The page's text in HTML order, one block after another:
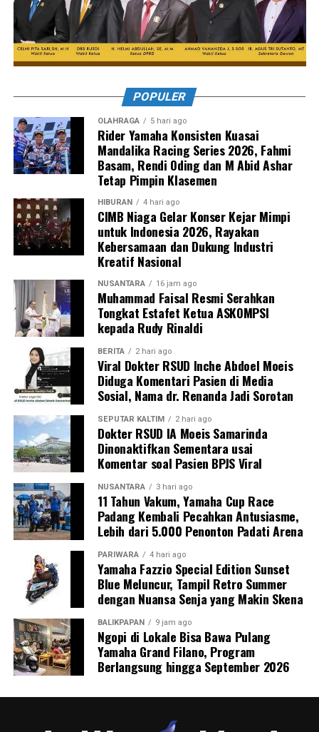
POPULER
OLAHRAGA 5 hari ago
Rider Yamaha Konsisten Kuasai
Mandalika Racing Series 2026, Fahmi
Basam, Rendi Oding dan M Abid Ashar
Tetap Pimpin Klasemen
HIBURAN 4 hari ago
CIMB Niaga Gelar Konser Kejar Mimpi
untuk Indonesia 2026, Rayakan
Kebersamaan dan Dukung Industri
Kreatif Nasional
NUSANTARA 16 jam ago
Muhammad Faisal Resmi Serahkan
Tongkat Estafet Ketua ASKOMPSI
kepada Rudy Rinaldi
BERITA 2 hari ago
Viral Dokter RSUD Inche Abdoel Moeis
Diduga Komentari Pasien di Media
Sosial, Nama dr. Renanda Jadi Sorotan
SEPUTAR KALTIM 2 hari ago
Dokter RSUD IA Moeis Samarinda
Dinonaktifkan Sementara usai
Komentar soal Pasien BPJS Viral
NUSANTARA 3 hari ago
11 Tahun Vakum, Yamaha Cup Race
Padang Kembali Pecahkan Antusiasme,
Lebih dari 5.000 Penonton Padati Arena
PARIWARA 4 hari ago
Yamaha Fazzio Special Edition Sunset
Blue Meluncur, Tampil Retro Summer
dengan Nuansa Senja yang Makin Skena
BALIKPAPAN 9 jam ago
Ngopi di Lokale Bisa Bawa Pulang
Yamaha Grand Filano, Program
Berlangsung hingga September 2026